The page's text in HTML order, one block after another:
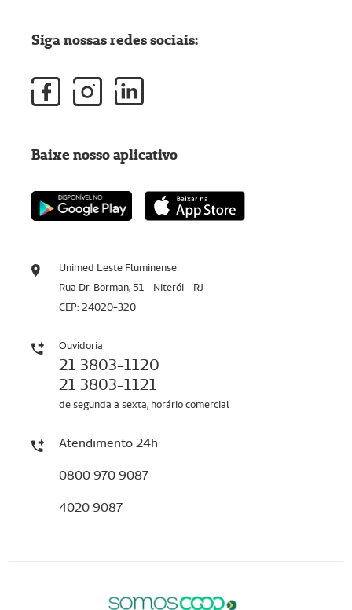
Unimed Leste Fluminense
Rua Dr. Borman, 51 - Niterói - RJ
CEP: 24020-320
Ouvidoria
21 3803-1120
21 3803-1121
de segunda a sexta, horário comercial
Atendimento 24h
0800 970 9087
4020 9087
Siga nossas redes sociais:
Baixe nosso aplicativo